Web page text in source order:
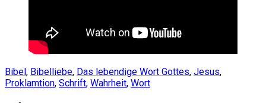
Bibel, Bibelliebe, Das lebendige Wort Gottes, Jesus,
Proklamtion, Schrift, Wahrheit, Wort